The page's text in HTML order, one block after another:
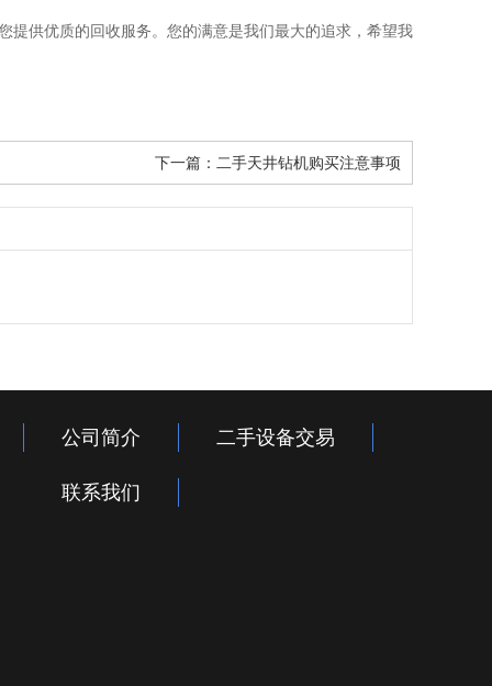
提供优质的回收服务。您的满意是我们最大的追求，希望我
下一篇： 二手天井钻机购买注意事项
公司简介 二手设备交易
联系我们